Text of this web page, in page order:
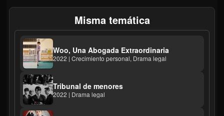
Misma temática
Woo, Una Abogada Extraordinaria
2022 | Crecimiento personal, Drama legal
Tribunal de menores
2022 | Drama legal